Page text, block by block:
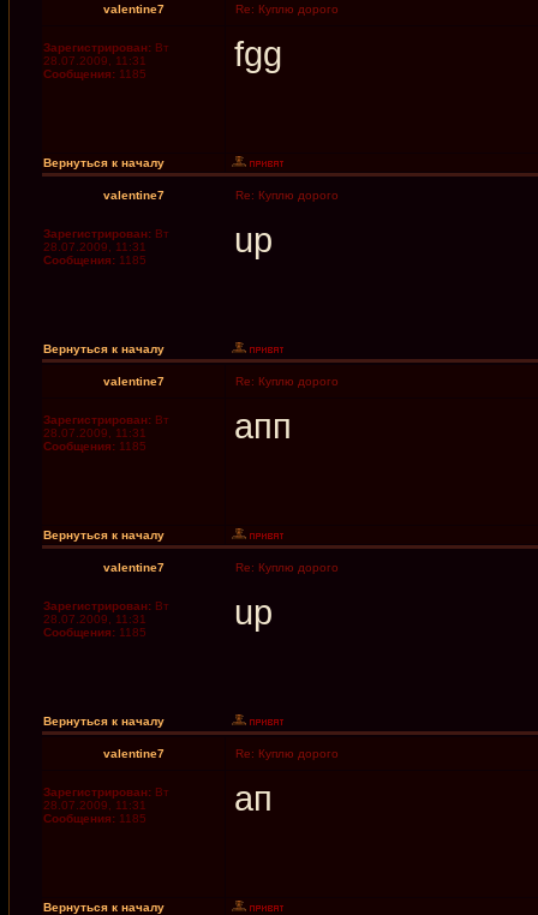
valentine7 Re: Куплю дорого
Зарегистрирован: Вт
28.07.2009, 11:31
Сообщения: 1185
fgg
Вернуться к началу
valentine7 Re: Куплю дорого
Зарегистрирован: Вт
28.07.2009, 11:31
Сообщения: 1185
up
Вернуться к началу
valentine7 Re: Куплю дорого
Зарегистрирован: Вт
28.07.2009, 11:31
Сообщения: 1185
апп
Вернуться к началу
valentine7 Re: Куплю дорого
Зарегистрирован: Вт
28.07.2009, 11:31
Сообщения: 1185
up
Вернуться к началу
valentine7 Re: Куплю дорого
Зарегистрирован: Вт
28.07.2009, 11:31
Сообщения: 1185
ап
Вернуться к началу